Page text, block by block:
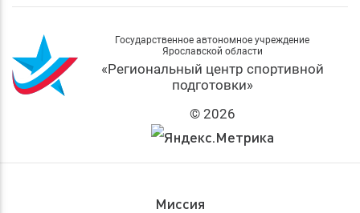
Государственное автономное учреждение
Ярославской области
«Региональный центр спортивной
подготовки»
© 2026
Миссия